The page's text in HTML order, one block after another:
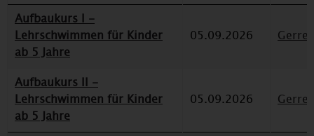
Aufbaukurs I -
Lehrschwimmen für Kinder
ab 5 Jahre
05.09.2026
Aufbaukurs II -
Lehrschwimmen für Kinder
ab 5 Jahre
05.09.2026